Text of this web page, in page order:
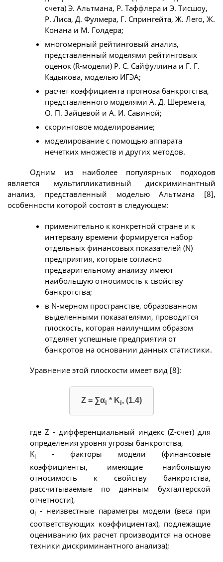
счета) Э. Альтмана, Р. Таффлера и Э. Тисшоу,
Р. Лиса, Д. Фулмера, Г. Спрингейта, Ж. Лего, Ж.
Конана и М. Голдера;
многомерный рейтинговый анализ,
представленный моделями рейтинговых
оценок (R-модели) Р. С. Сайфуллина и Г. Г.
Кадыкова, моделью ИГЭА;
расчет коэффициента прогноза банкротства,
представленного моделями А. Д. Шеремета,
О. П. Зайцевой и А. И. Савиной;
скоринговое моделирование;
моделирование с помощью аппарата
нечетких множеств и других методов.
Одним из наиболее популярных подходов
является мультипликативный дискриминантный
анализ, представленный моделью Альтмана [8],
особенности которой состоят в следующем:
применительно к конкретной стране и к
интервалу времени формируется набор
отдельных финансовых показателей (N)
предприятия, которые согласно
предварительному анализу имеют
наибольшую относимость к свойству
банкротства;
в N-мерном пространстве, образованном
выделенными показателями, проводится
плоскость, которая наилучшим образом
отделяет успешные предприятия от
банкротов на основании данных статистики.
Уравнение этой плоскости имеет вид [8]:
Z = ∑αi * Ki, (1.4)
где Z - дифференциальный индекс (Z-счет) для
определения уровня угрозы банкротства,
Ki - факторы модели (финансовые
коэффициенты, имеющие наибольшую
относимость к свойству банкротства,
рассчитываемые по данным бухгалтерской
отчетности),
αi - неизвестные параметры модели (веса при
соответствующих коэффициентах), подлежащие
оцениванию (их расчет производится на основе
техники дискриминантного анализа);